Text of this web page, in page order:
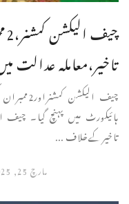
تاخیر،معاملہ عدالت
چیف
تاخیرکےخلاف ...
مارچ 25, 2025